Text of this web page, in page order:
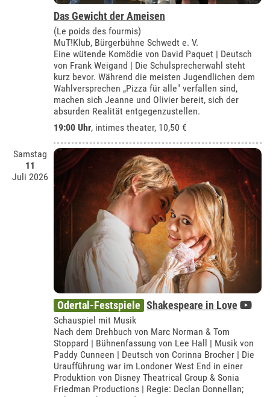
Das Gewicht der Ameisen
(Le poids des fourmis)
MuT!Klub, Bürgerbühne Schwedt e. V.
Eine wütende Komödie von David Paquet | Deutsch
von Frank Weigand | Die Schulsprecherwahl steht
kurz bevor. Während die meisten Jugendlichen dem
Wahlversprechen „Pizza für alle" verfallen sind,
machen sich Jeanne und Olivier bereit, sich der
absurden Realität entgegenzustellen.
19:00 Uhr, intimes theater, 10,50 €
Samstag
11
Juli 2026
Odertal-Festspiele Shakespeare in Love
Schauspiel mit Musik
Nach dem Drehbuch von Marc Norman & Tom
Stoppard | Bühnenfassung von Lee Hall | Musik von
Paddy Cunneen | Deutsch von Corinna Brocher | Die
Uraufführung war im Londoner West End in einer
Produktion von Disney Theatrical Group & Sonia
Friedman Productions | Regie: Declan Donnellan;